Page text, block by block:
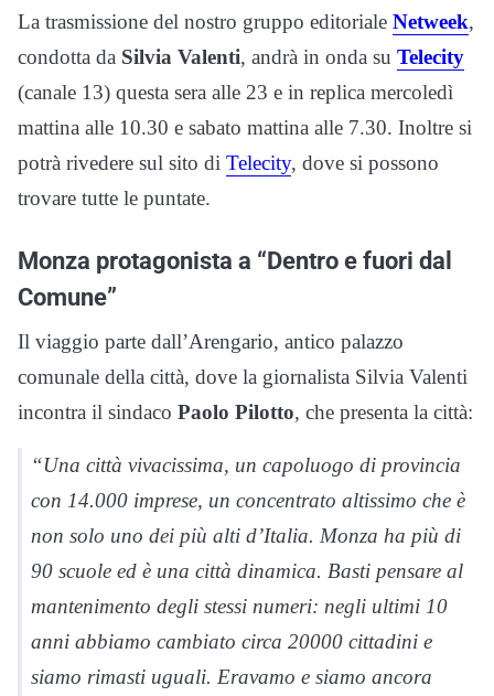
La trasmissione del nostro gruppo editoriale Netweek,
condotta da Silvia Valenti, andrà in onda su Telecity
(canale 13) questa sera alle 23 e in replica mercoledì
mattina alle 10.30 e sabato mattina alle 7.30. Inoltre si
potrà rivedere sul sito di Telecity, dove si possono
trovare tutte le puntate.
Monza protagonista a “Dentro e fuori dal
Comune”
Il viaggio parte dall’Arengario, antico palazzo
comunale della città, dove la giornalista Silvia Valenti
incontra il sindaco Paolo Pilotto, che presenta la città:
“Una città vivacissima, un capoluogo di provincia
con 14.000 imprese, un concentrato altissimo che è
non solo uno dei più alti d’Italia. Monza ha più di
90 scuole ed è una città dinamica. Basti pensare al
mantenimento degli stessi numeri: negli ultimi 10
anni abbiamo cambiato circa 20000 cittadini e
siamo rimasti uguali. Eravamo e siamo ancora